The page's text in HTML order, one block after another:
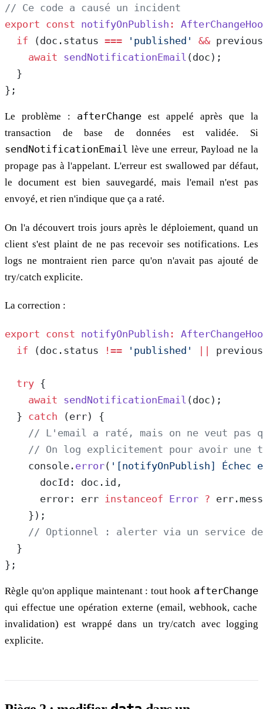
// Ce code a causé un incident
export const notifyOnPublish :
  if
(doc.status === 'published' &&
    await
sendNotificationEmail (doc);
  }
};
Le problème : afterChange est appelé après que la
transaction de base de données est validée. Si
sendNotificationEmail lève une erreur, Payload ne la
propage pas à l'appelant. L'erreur est swallowed par défaut,
le document est bien sauvegardé, mais l'email n'est pas
envoyé, et rien n'indique que ça a raté.
On l'a découvert trois jours après le déploiement, quand un
client s'est plaint de ne pas recevoir ses notifications. Les
logs ne montraient rien parce qu'on n'avait pas ajouté de
try/catch explicite.
La correction :
export const notifyOnPublish :
  if
(doc.status !== 'published'
  try
{
    await
sendNotificationEmail (doc);
  }
catch (err) {
// L'email a raté, mais on ne veut pas
// On log explicitement pour avoir une
    console.
error( '[notifyOnPublish] Échec
      docId: doc.id,
      error: err
instanceof Error ?
    });
// Optionnel : alerter via un service
  }
};
Règle qu'on applique maintenant : tout hook afterChange
qui effectue une opération externe (email, webhook, cache
invalidation) est wrappé dans un try/catch avec logging
explicite.